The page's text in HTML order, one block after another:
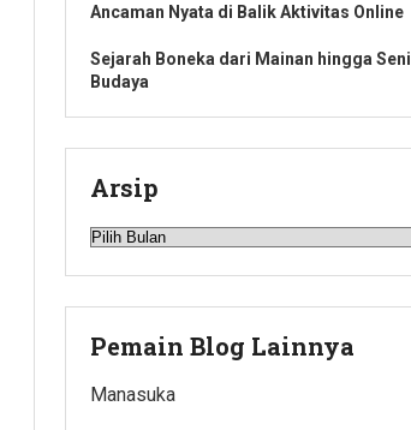
Ancaman Nyata di Balik Aktivitas Online
Sejarah Boneka dari Mainan hingga Seni
Budaya
Arsip
Arsip
Pemain Blog Lainnya
Manasuka